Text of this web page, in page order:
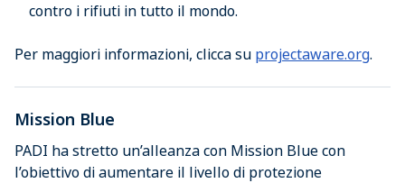
contro i rifiuti in tutto il mondo.
Per maggiori informazioni, clicca su projectaware.org.
Mission Blue
PADI ha stretto un’alleanza con Mission Blue con
l’obiettivo di aumentare il livello di protezione